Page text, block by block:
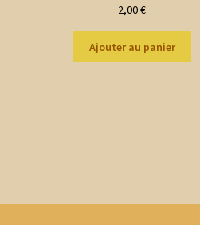
2,00€
Ajouter au panier